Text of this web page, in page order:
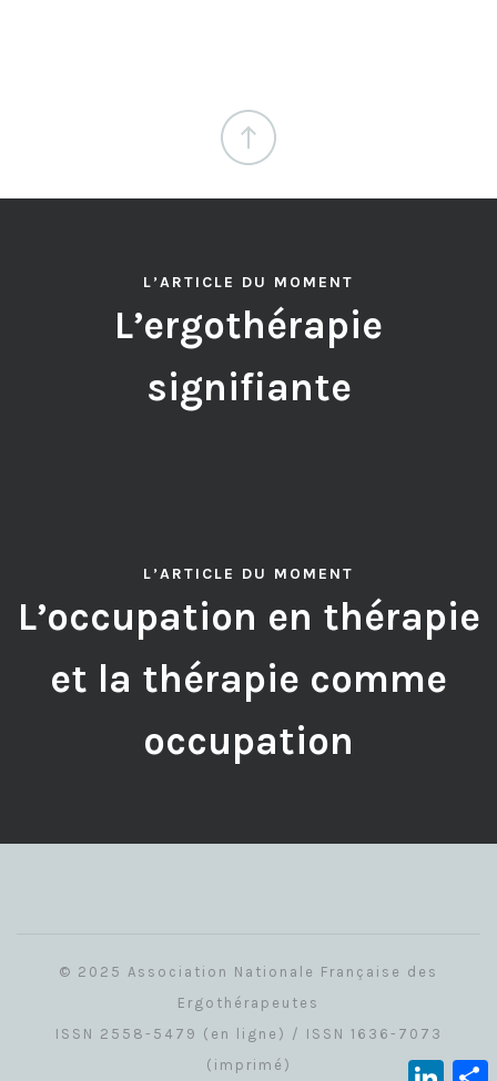
L’ARTICLE DU MOMENT
L’ergothérapie
signifiante
L’ARTICLE DU MOMENT
L’occupation en thérapie
et la thérapie comme
occupation
© 2025 Association Nationale Française des
Ergothérapeutes
ISSN 2558-5479 (en ligne) / ISSN 1636-7073
(imprimé)